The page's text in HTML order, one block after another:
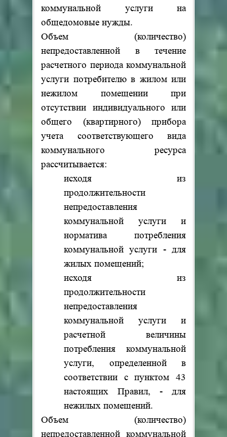
коммунальной услуги на
общедомовые нужды.
Объем (количество)
непредоставленной в течение
расчетного периода коммунальной
услуги потребителю в жилом или
нежилом помещении при
отсутствии индивидуального или
общего (квартирного) прибора
учета соответствующего вида
коммунального ресурса
рассчитывается:
исходя из
продолжительности
непредоставления
коммунальной услуги и
норматива потребления
коммунальной услуги - для
жилых помещений;
исходя из
продолжительности
непредоставления
коммунальной услуги и
расчетной величины
потребления коммунальной
услуги, определенной в
соответствии с пунктом 43
настоящих Правил, - для
нежилых помещений.
Объем (количество)
непредоставленной коммунальной